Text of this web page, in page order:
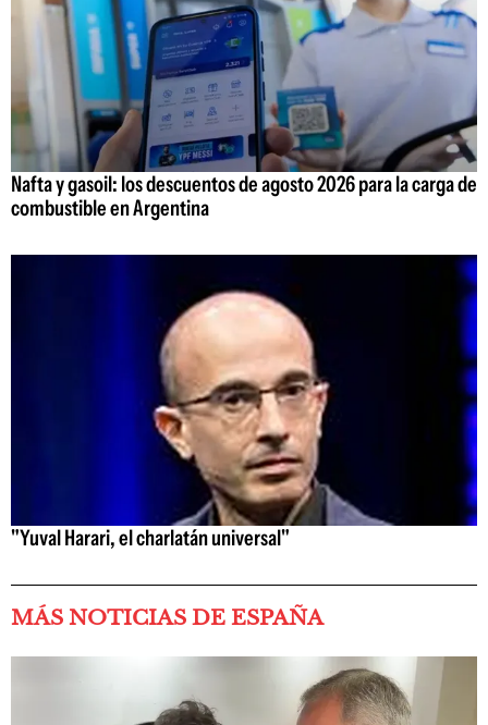
Nafta y gasoil: los descuentos de agosto 2026 para la carga de
combustible en Argentina
"Yuval Harari, el charlatán universal"
MÁS NOTICIAS DE ESPAÑA